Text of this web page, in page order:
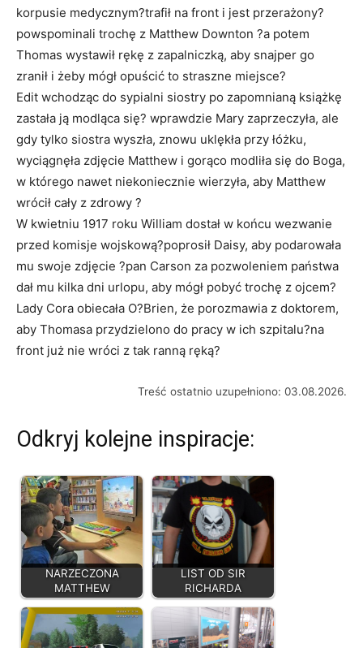
korpusie medycznym?trafił na front i jest przerażony?
powspominali trochę z Matthew Downton ?a potem
Thomas wystawił rękę z zapalniczką, aby snajper go
zranił i żeby mógł opuścić to straszne miejsce?
Edit wchodząc do sypialni siostry po zapomnianą książkę
zastała ją modląca się? wprawdzie Mary zaprzeczyła, ale
gdy tylko siostra wyszła, znowu uklękła przy łóżku,
wyciągnęła zdjęcie Matthew i gorąco modliła się do Boga,
w którego nawet niekoniecznie wierzyła, aby Matthew
wrócił cały z zdrowy ?
W kwietniu 1917 roku William dostał w końcu wezwanie
przed komisje wojskową?poprosił Daisy, aby podarowała
mu swoje zdjęcie ?pan Carson za pozwoleniem państwa
dał mu kilka dni urlopu, aby mógł pobyć trochę z ojcem?
Lady Cora obiecała O?Brien, że porozmawia z doktorem,
aby Thomasa przydzielono do pracy w ich szpitalu?na
front już nie wróci z tak ranną ręką?
Treść ostatnio uzupełniono: 03.08.2026.
Odkryj kolejne inspiracje:
NARZECZONA
MATTHEW
LIST OD SIR
RICHARDA